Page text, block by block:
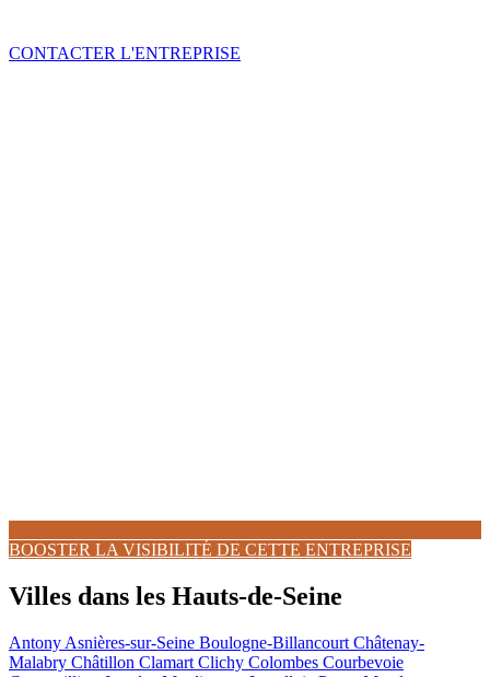
CONTACTER L'ENTREPRISE
BOOSTER LA VISIBILITÉ DE CETTE ENTREPRISE
Villes dans les Hauts-de-Seine
Antony Asnières-sur-Seine Boulogne-Billancourt Châtenay-
Malabry Châtillon Clamart Clichy Colombes Courbevoie